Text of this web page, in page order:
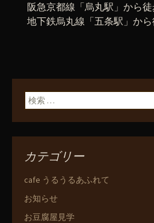
阪急京都線「烏丸駅」から徒
地下鉄烏丸線「五条駅」から
検索:
カテゴリー
cafe うるうるあふれて
お知らせ
お豆腐屋見学